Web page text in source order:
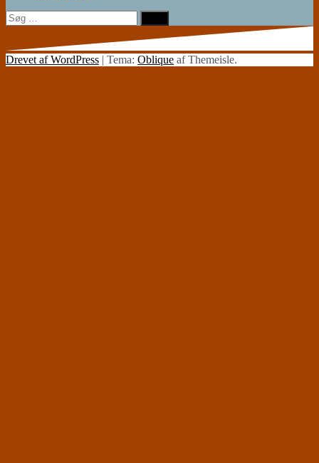
Søg
efter:
Drevet af WordPress | Tema: Oblique af Themeisle.